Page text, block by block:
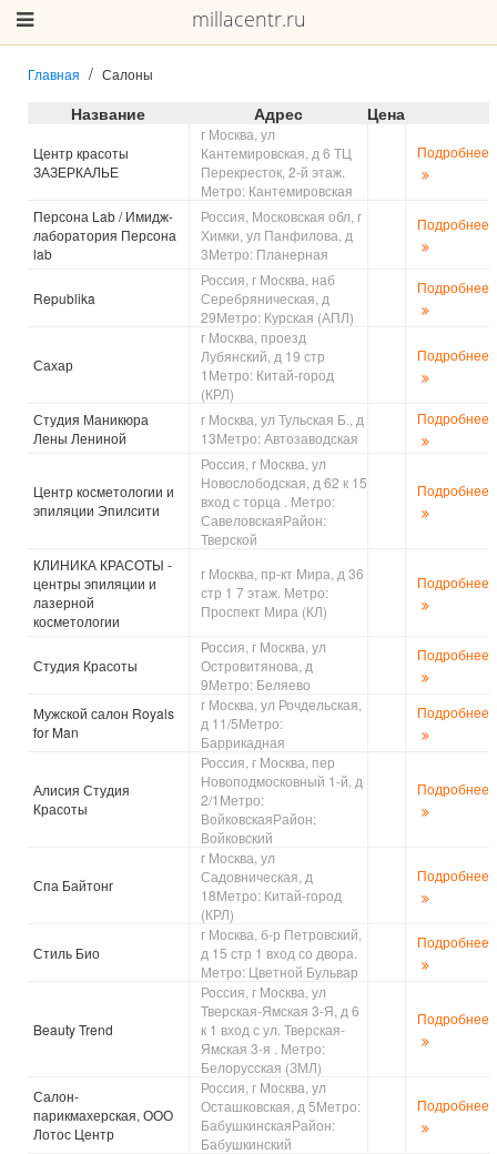
millacentr.ru
Главная Салоны
Название Адрес Цена
Центр красоты
ЗАЗЕРКАЛЬЕ
г Москва, ул
Кантемировская, д 6 ТЦ
Перекресток, 2-й этаж.
Метро: Кантемировская
Подробнее
Персона Lab / Имидж-
лаборатория Персона
lab
Россия, Московская обл, г
Химки, ул Панфилова, д
3Метро: Планерная
Подробнее
Republika
Россия, г Москва, наб
Серебряническая, д
29Метро: Курская (АПЛ)
Подробнее
Сахар
г Москва, проезд
Лубянский, д 19 стр
1Метро: Китай-город
(КРЛ)
Подробнее
Студия Маникюра
Лены Лениной
г Москва, ул Тульская Б., д
13Метро: Автозаводская
Подробнее
Центр косметологии и
эпиляции Эпилсити
Россия, г Москва, ул
Новослободская, д 62 к 15
вход с торца . Метро:
СавеловскаяРайон:
Тверской
Подробнее
КЛИНИКА КРАСОТЫ -
центры эпиляции и
лазерной
косметологии
г Москва, пр-кт Мира, д 36
стр 1 7 этаж. Метро:
Проспект Мира (КЛ)
Подробнее
Студия Красоты
Россия, г Москва, ул
Островитянова, д
9Метро: Беляево
Подробнее
Мужской салон Royals
for Man
г Москва, ул Рочдельская,
д 11/5Метро:
Баррикадная
Подробнее
Алисия Студия
Красоты
Россия, г Москва, пер
Новоподмосковный 1-й, д
2/1Метро:
ВойковскаяРайон:
Войковский
Подробнее
Спа Байтонг
г Москва, ул
Садовническая, д
18Метро: Китай-город
(КРЛ)
Подробнее
Стиль Био
г Москва, б-р Петровский,
д 15 стр 1 вход со двора.
Метро: Цветной Бульвар
Подробнее
Beauty Trend
Россия, г Москва, ул
Тверская-Ямская 3-Я, д 6
к 1 вход с ул. Тверская-
Ямская 3-я . Метро:
Белорусская (ЗМЛ)
Подробнее
Салон-
парикмахерская, ООО
Лотос Центр
Россия, г Москва, ул
Осташковская, д 5Метро:
БабушкинскаяРайон:
Бабушкинский
Подробнее